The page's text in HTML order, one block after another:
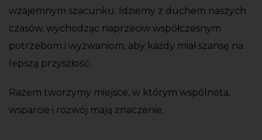
wzajemnym szacunku. Idziemy z duchem naszych
czasów, wychodząc naprzeciw współczesnym
potrzebom i wyzwaniom, aby każdy miał szansę na
lepszą przyszłość.
Razem tworzymy miejsce, w którym wspólnota,
wsparcie i rozwój mają znaczenie.